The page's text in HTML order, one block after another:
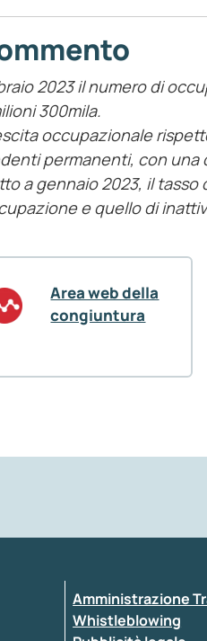
2023 il numero di
300mila.
occupazionale
permanenti, con una
a gennaio 2023, il
e quello di
Area web della
congiuntura
Seleziona la tipologia della
Amministrazione
Whistleblowing